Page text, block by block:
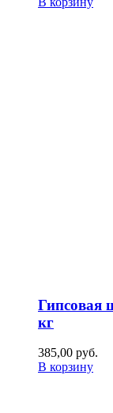
Гипсовая
кг
385,00 руб.
В корзину